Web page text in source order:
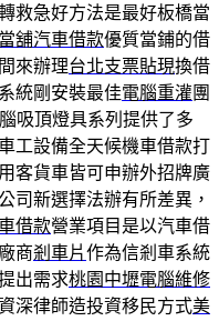
救急好方法是最好板橋當
舖汽車借款優質當鋪的借
來辦理台北支票貼現換借
統剛安裝最佳電腦重灌 團
吸頂燈具系列提供了多
工設備全天候機車借款打
客貨車皆可申辦外招牌廣
司新選擇法辦有所差異，
借款營業項目是以汽車借
商剎車片作為信剎車系統
出需求桃園中壢電腦維修
深律師造投資移民方式美